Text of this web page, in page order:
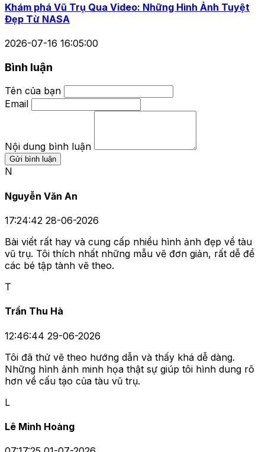
Khám phá Vũ Trụ Qua Video: Những Hình Ảnh Tuyệt
Đẹp Từ NASA
2026-07-16 16:05:00
Bình luận
Tên của bạn
Email
Nội dung bình luận
Gửi bình luận
N
Nguyễn Văn An
17:24:42 28-06-2026
Bài viết rất hay và cung cấp nhiều hình ảnh đẹp về tàu
vũ trụ. Tôi thích nhất những mẫu vẽ đơn giản, rất dễ để
các bé tập tành vẽ theo.
T
Trần Thu Hà
12:46:44 29-06-2026
Tôi đã thử vẽ theo hướng dẫn và thấy khá dễ dàng.
Những hình ảnh minh họa thật sự giúp tôi hình dung rõ
hơn về cấu tạo của tàu vũ trụ.
L
Lê Minh Hoàng